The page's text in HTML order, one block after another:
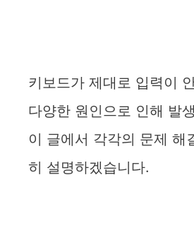
키보드가 제대로 입력이
다양한 원인으로 인해 발
이 글에서 각각의 문제 해
히 설명하겠습니다.